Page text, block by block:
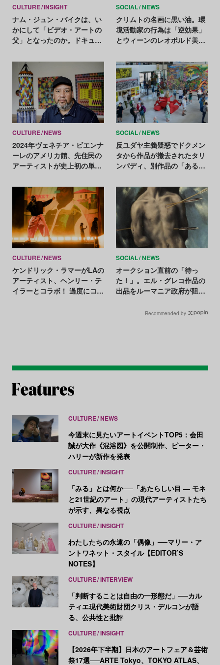
CULTURE INSIGHT
ナム・ジュン・パイクは、い
かにして「ビデオ・アートの
父」となったのか。ドキュメ
いは伝えない）素顔と数奇な
人生
SOCIAL NEWS
クリムトの名画に黒い油。環
境活動家の行為は「逆効果」
とウィーンのレオポルド美術
CULTURE NEWS
2024年ヴェネチア・ビエンナ
ーレのアメリカ館、先住民の
アーティストが史上初の単独
SOCIAL NEWS
反ユダヤ主義疑惑でドクメン
タから作品が撤去されたタリ
ンパディ、別作品の「ある部
CULTURE NEWS
ケンドリック・ラマーがLAの
アーティスト、ヘンリー・テ
イラーとコラボ！ 過度にコン
SOCIAL NEWS
オークション直前の「待っ
た！」。エル・グレコ作品の
出品をルーマニア政府が阻
Recommended by
CULTURE NEWS
今週末に見たいアートイベントTOP5：会田
誠が大作《混浴図》を公開制作、ピーター・
ハリーが新作を発表
CULTURE INSIGHT
「みる」とは何か──「あたらしい目 ― モネ
と21世紀のアート」の現代アーティストたち
が示す、異なる視点
CULTURE INSIGHT
わたしたちの永遠の「偶像」──マリー・ア
ントワネット・スタイル【EDITOR’S
NOTES】
CULTURE INTERVIEW
「判断することは自由の一形態だ」──カル
ティエ現代美術財団クリス・デルコンが語
る、公共性と批評
CULTURE INSIGHT
【2026年下半期】日本のアートフェア＆芸術
祭17選──ARTE Tokyo、TOKYO ATLAS、